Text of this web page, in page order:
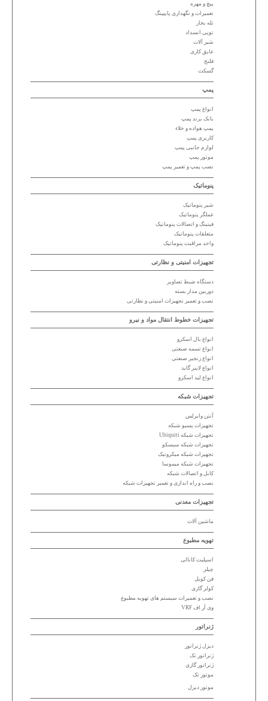
پیچ و مهره
تعمیرات و نگهداری پایپینگ
تله بخار
توپی انسداد
شیر آلات
عایق کاری
فلنج
گسکت
پمپ
انواع پمپ
بانک برند پمپ
پمپ هواده و خلاء
کاربری پمپ
لوازم جانبی پمپ
موتور پمپ
نصب پمپ و تعمیر پمپ
پنوماتیک
شیر پنوماتیک
عملگر پنوماتیک
فیتینگ و اتصالات پنوماتیک
متعلقات پنوماتیک
واحد مراقبت پنوماتیک
تجهیزات امنیتی و نظارتی
دستگاه ضبط تصاویر
دوربین مدار بسته
نصب و تعمیر تجهیزات امنیتی و نظارتی
تجهیزات خطوط انتقال مواد و نیرو
انواع بال اسکرو
انواع تسمه صنعتی
انواع زنجیر صنعتی
انواع لاینر گاید
انواع لید اسکرو
تجهیزات شبکه
آنتن وایرلس
تجهیزات پسیو شبکه
تجهیزات شبکه Ubiquiti
تجهیزات شبکه سیسکو
تجهیزات شبکه میکروتیک
تجهیزات شبکه میموسا
کابل و اتصالات شبکه
نصب و راه اندازی و تعمیر تجهیزات شبکه
تجهیزات معدنی
ماشین آلات
تهویه مطبوع
اسپلیت کانالی
چیلر
فن کویل
کولر گازی
نصب و تعمیرات سیستم های تهویه مطبوع
وی آر اف VRF
ژنراتور
دیزل ژنراتور
ژنراتور تک
ژنراتور گازی
موتور تک
موتور دیزل